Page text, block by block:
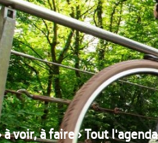
à voir, à faire›Tout l'agenda